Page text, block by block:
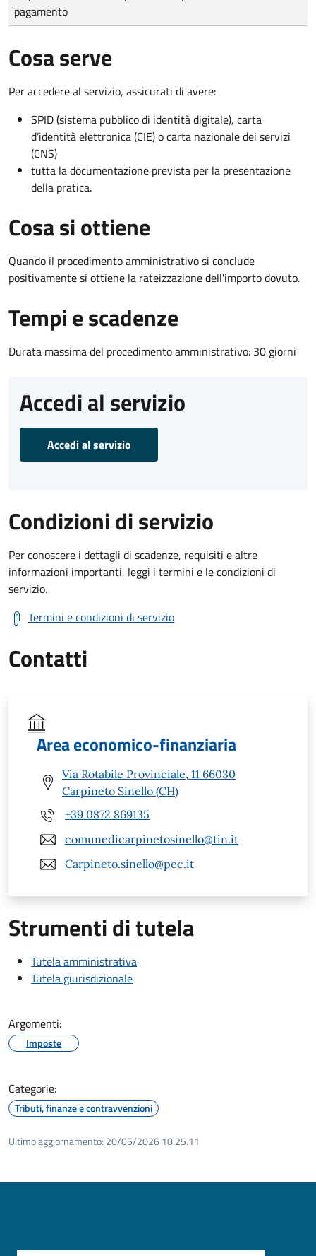
pagamento
Cosa serve
Per accedere al servizio, assicurati di avere:
SPID (sistema pubblico di identità digitale), carta
d’identità elettronica (CIE) o carta nazionale dei servizi
(CNS)
tutta la documentazione prevista per la presentazione
della pratica.
Cosa si ottiene
Quando il procedimento amministrativo si conclude
positivamente si ottiene la rateizzazione dell'importo dovuto.
Tempi e scadenze
Durata massima del procedimento amministrativo: 30 giorni
Accedi al servizio
Accedi al servizio
Condizioni di servizio
Per conoscere i dettagli di scadenze, requisiti e altre
informazioni importanti, leggi i termini e le condizioni di
servizio.
Termini e condizioni di servizio
Contatti
Area economico-finanziaria
Via Rotabile Provinciale, 11 66030
Carpineto Sinello (CH)
+39 0872 869135
comunedicarpinetosinello@tin.it
Carpineto.sinello@pec.it
Strumenti di tutela
Tutela amministrativa
Tutela giurisdizionale
Argomenti:
Imposte
Categorie:
Tributi, finanze e contravvenzioni
Ultimo aggiornamento: 20/05/2026 10:25.11